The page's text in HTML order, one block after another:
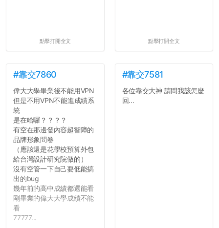
點擊打開全文 點擊打開全文
#靠交7860
偉大大學畢業後不能用VPN
但是不用VPN不能進成績系
統
是在哈囉？？？？
有空在那邊發內容超智障的
品牌形象問卷
（應該還是花學校預算外包
給台灣設計研究院做的）
沒有空管一下自己耍低能搞
出的bug
幾年前的高中成績都還能看
剛畢業的偉大大學成績不能
看
77777...
#靠交7581
各位靠交大神 請問我該怎麼
回...